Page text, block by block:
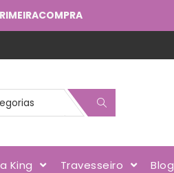
King Travesseiro Blog